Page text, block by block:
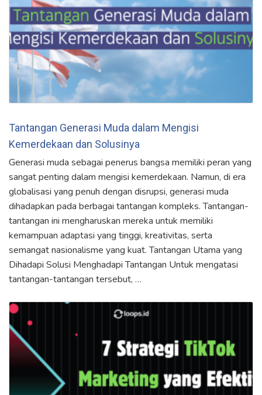
Tantangan Generasi Muda dalam Mengisi
Kemerdekaan dan Solusinya
Generasi muda sebagai penerus bangsa memiliki peran yang
sangat penting dalam mengisi kemerdekaan. Namun, di era
globalisasi yang penuh dengan disrupsi, generasi muda
dihadapkan pada berbagai tantangan kompleks. Tantangan-
tantangan ini mengharuskan mereka untuk memiliki
kemampuan adaptasi yang tinggi, kreativitas, serta
semangat nasionalisme yang kuat. Tantangan Utama yang
Dihadapi Solusi Menghadapi Tantangan Untuk mengatasi
tantangan-tantangan tersebut, …